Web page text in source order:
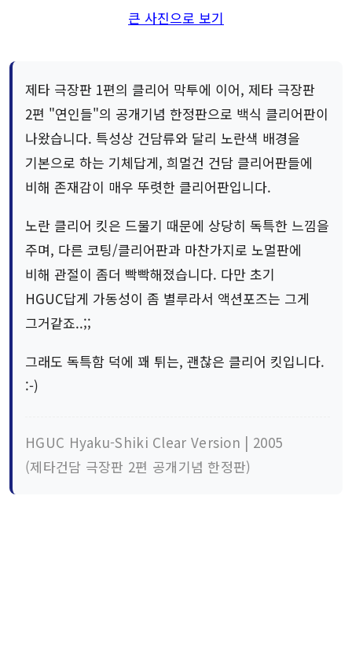
큰 사진으로 보기
제타 극장판 1편의 클리어 막투에 이어, 제타 극장판
2편 "연인들"의 공개기념 한정판으로 백식 클리어판이
나왔습니다. 특성상 건담류와 달리 노란색 배경을
기본으로 하는 기체답게, 희멀건 건담 클리어판들에
비해 존재감이 매우 뚜렷한 클리어판입니다.
노란 클리어 킷은 드물기 때문에 상당히 독특한 느낌을
주며, 다른 코팅/클리어판과 마찬가지로 노멀판에
비해 관절이 좀더 빡빡해졌습니다. 다만 초기
HGUC답게 가동성이 좀 별루라서 액션포즈는 그게
그거같죠..;;
그래도 독특함 덕에 꽤 튀는, 괜찮은 클리어 킷입니다.
:-)
HGUC Hyaku-Shiki Clear Version | 2005
(제타건담 극장판 2편 공개기념 한정판)